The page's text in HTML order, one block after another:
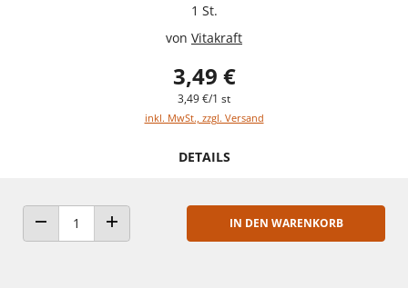
1 St.
von Vitakraft
3,49 €
3,49 €/1 st
inkl. MwSt., zzgl. Versand
DETAILS
ANZAHL VERRINGERNANZAHL ERHÖHEN
IN DEN WARENKORB